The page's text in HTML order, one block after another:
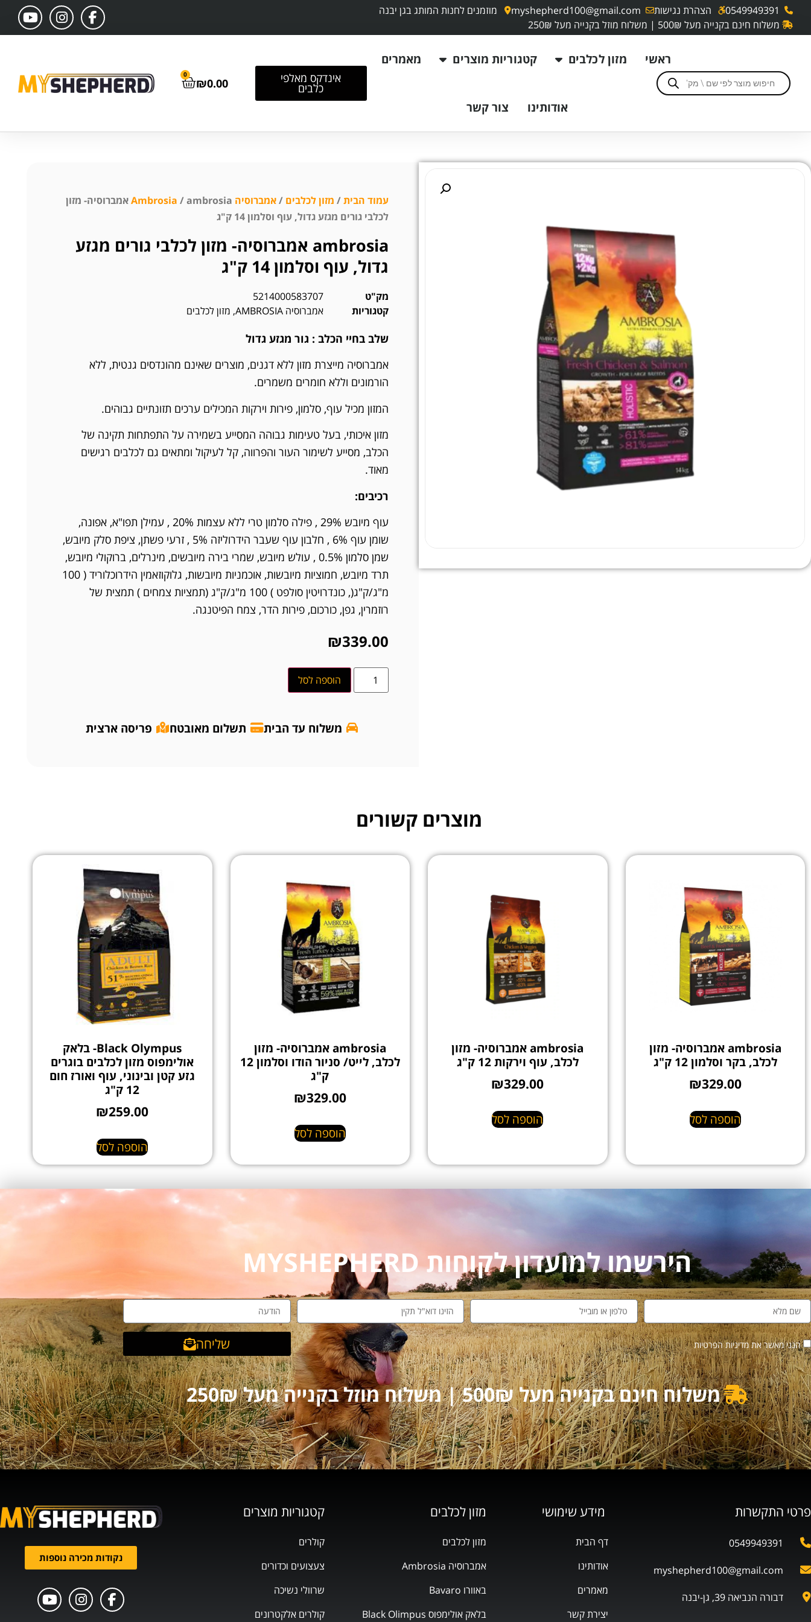
0549949391 הצהרת נגישות myshepherd100@gmail.com
מוזמנים לחנות המותג בגן יבנה
משלוח חינם בקנייה מעל 500₪ | משלוח מוזל בקנייה מעל 250₪
ראשי מזון לכלבים קטגוריות מוצרים מאמרים
אודותינו צור קשר
אינדקס מאלפי
כלבים ₪0.00
0
עמוד הבית/ מזון לכלבים /אמברוסיה Ambrosia
/ ambrosia אמברוסיה- מזון
לכלבי גורים מגזע גדול, עוף וסלמון 14 ק"ג
ambrosia אמברוסיה- מזון לכלבי גורים מגזע
גדול, עוף וסלמון 14 ק"ג
מק"ט
5214000583707
קטגוריות
אמברוסיה AMBROSIA , מזון לכלבים
שלב בחיי הכלב : גור מגזע גדול
אמברוסיה מייצרת מזון ללא דגנים, מוצרים שאינם מהונדסים גנטית, ללא
הורמונים וללא חומרים משמרים.
המזון מכיל עוף, סלמון, פירות וירקות המכילים ערכים תזונתיים גבוהים.
מזון איכותי, בעל טעימות גבוהה המסייע בשמירה על התפתחות תקינה של
הכלב, מסייע לשימור העור והפרווה, קל לעיקול ומתאים גם לכלבים רגישים
מאוד.
רכיבים:
עוף מיובש 29% , פילה סלמון טרי ללא עצמות 20% , עמילן תפו"א, אפונה,
שומן עוף 6% , חלבון עוף שעבר הידרוליזה 5% , זרעי פשתן, ציפת סלק מיובש,
שמן סלמון 0.5% , עולש מיובש, שמרי בירה מיובשים, מינרלים, ברוקולי מיובש,
תרד מיובש, חמוציות מיובשות, אוכמניות מיובשות, גלוקוזאמין הידרוכלוריד ( 100
מ"ג/ק"ג(, כונדרויטין סולפט ) 100 מ"ג/ק"ג (תמציות צמחים ) תמצית של
רוזמרין, גפן, כורכום, פירות הדר, צמח הפיטנגה.
₪339.00
הוספה לסל
משלוח עד הבית תשלום מאובטח פריסה ארצית
מוצרים קשורים
ambrosia אמברוסיה- מזון
לכלב, בקר וסלמון 12 ק"ג
₪329.00
הוספה לסל
ambrosia אמברוסיה- מזון
לכלב, עוף וירקות 12 ק"ג
₪329.00
הוספה לסל
ambrosia אמברוסיה- מזון
לכלב, לייט/ סניור הודו וסלמון 12
ק"ג
₪329.00
הוספה לסל
Black Olympus- בלאק
אולימפוס מזון לכלבים בוגרים
גזע קטן ובינוני, עוף ואורז חום
12 ק"ג
₪259.00
הוספה לסל
הירשמו למועדון לקוחות MYSHEPHERD
הנני מאשר את מדיניות הפרטיות שליחה
משלוח חינם בקנייה מעל 500₪ | משלוח מוזל בקנייה מעל 250₪
פרטי התקשרות
0549949391
myshepherd100@gmail.com
דבורה הנביאה 39, גן-יבנה
מידע שימושי
דף הבית
אודותינו
מאמרים
יצירת קשר
מזון לכלבים
מזון לכלבים
אמברוסיה Ambrosia
באוורו Bavaro
בלאק אולימפוס Black Olimpus
קטגוריות מוצרים
קולרים
צעצועים וכדורים
שרוולי נשיכה
קולרים אלקטרונים
נקודות מכירה נוספות